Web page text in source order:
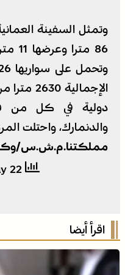
وتمثل السفينة
دولية في كل من
والدنمارك، واحتلت
مملكتنا.م.ش.س/
اقرأ أيضا